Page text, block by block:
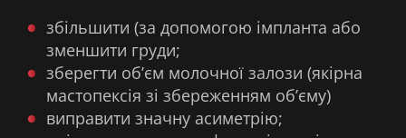
збільшити (за допомогою імпланта або
зменшити груди;
зберегти обʼєм молочної залози (якірна
мастопексія зі збереженням обʼєму)
виправити значну асиметрію;